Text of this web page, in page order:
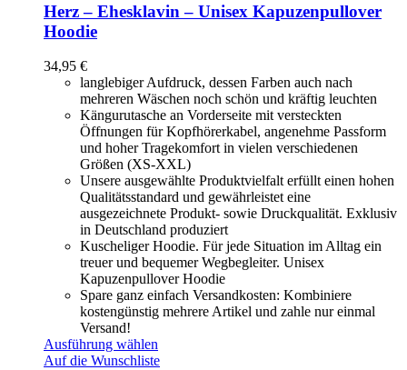
Herz – Ehesklavin – Unisex Kapuzenpullover
Hoodie
34,95 €
langlebiger Aufdruck, dessen Farben auch nach
mehreren Wäschen noch schön und kräftig leuchten
Kängurutasche an Vorderseite mit versteckten
Öffnungen für Kopfhörerkabel, angenehme Passform
und hoher Tragekomfort in vielen verschiedenen
Größen (XS-XXL)
Unsere ausgewählte Produktvielfalt erfüllt einen hohen
Qualitätsstandard und gewährleistet eine
ausgezeichnete Produkt- sowie Druckqualität. Exklusiv
in Deutschland produziert
Kuscheliger Hoodie. Für jede Situation im Alltag ein
treuer und bequemer Wegbegleiter. Unisex
Kapuzenpullover Hoodie
Spare ganz einfach Versandkosten: Kombiniere
kostengünstig mehrere Artikel und zahle nur einmal
Versand!
Ausführung wählen
Auf die Wunschliste